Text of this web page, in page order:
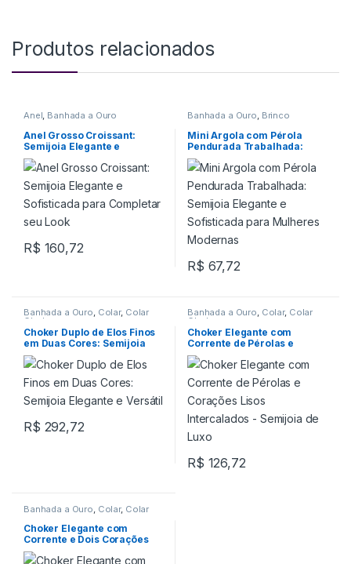
Produtos relacionados
Anel, Banhada a Ouro
Anel Grosso Croissant:
Semijoia Elegante e
Sofisticada para Completar
seu Look
R$ 160,72
Banhada a Ouro, Brinco
Mini Argola com Pérola
Pendurada Trabalhada:
Semijoia Elegante e
Sofisticada para Mulheres
Modernas
R$ 67,72
Banhada a Ouro, Colar, Colar
Choker
Choker Duplo de Elos Finos
em Duas Cores: Semijoia
Elegante e Versátil
R$ 292,72
Banhada a Ouro, Colar, Colar
Choker
Choker Elegante com
Corrente de Pérolas e
Corações Lisos Intercalados
– Semijoia de Luxo
R$ 126,72
Banhada a Ouro, Colar, Colar
Choker Elegante com
Corrente e Dois Corações
Vazados – Semijoia de Luxo